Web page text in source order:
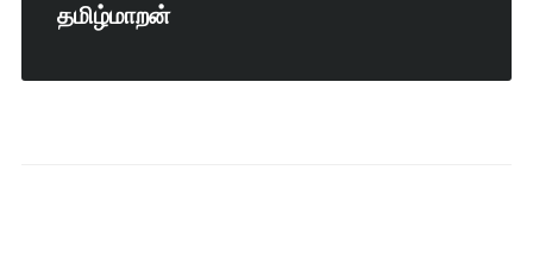
தமிழ்மாறன்